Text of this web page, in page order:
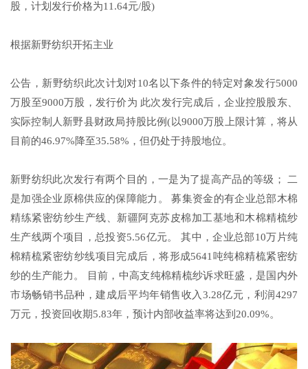
股，计划发行价格为11.64元/股)
根据新野纺织开拓主业
公告，新野纺织此次计划对10名以下条件的特定对象发行5000
万股至9000万股，发行价为 此次发行完成后，企业控股股东、
实际控制人新野县财政局持股比例(以9000万股上限计算，将从
目前的46.97%降至35.58%，但仍处于持股地位。
新野纺织此次发行有两个目的，一是为了提高产品的等级； 二
是加强企业原棉供应的保障能力。 募集资金的有企业总部木棉
精练紧密纺纱生产线、新疆阿克苏皮棉加工基地和木棉精梳纱
生产线两个项目，总投资5.56亿元。 其中，企业总部10万片纯
棉精梳紧密纺纱线项目完成后，将形成5641吨纯棉精梳紧密纺
纱的生产能力。 目前，中高支纯棉精梳纱诉求旺盛，是国内外
市场畅销书品种，建成后平均年销售收入3.28亿元，利润4297
万元，投资回收期5.83年，预计内部收益率将达到20.09%。